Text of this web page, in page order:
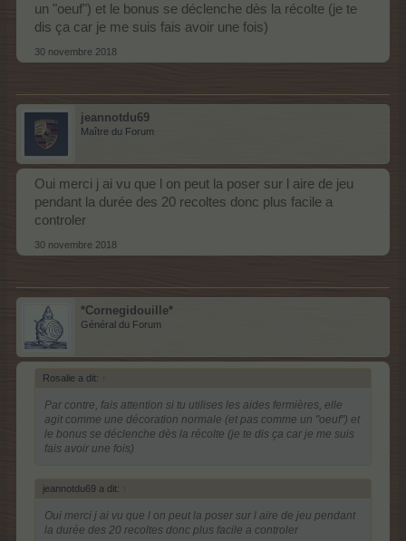
un "oeuf") et le bonus se déclenche dès la récolte (je te
dis ça car je me suis fais avoir une fois)
30 novembre 2018
jeannotdu69
Maître du Forum
Oui merci j ai vu que l on peut la poser sur l aire de jeu
pendant la durée des 20 recoltes donc plus facile a
controler
30 novembre 2018
*Cornegidouille*
Général du Forum
Rosalie a dit: ↑
Par contre, fais attention si tu utilises les aides fermières, elle
agit comme une décoration normale (et pas comme un "oeuf") et
le bonus se déclenche dès la récolte (je te dis ça car je me suis
fais avoir une fois)
jeannotdu69 a dit: ↑
Oui merci j ai vu que l on peut la poser sur l aire de jeu pendant
la durée des 20 recoltes donc plus facile a controler